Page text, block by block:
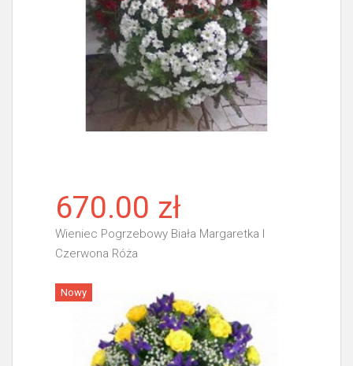
670.00 zł
Wieniec Pogrzebowy Biała Margaretka I
Czerwona Róża
Więcej
Nowy